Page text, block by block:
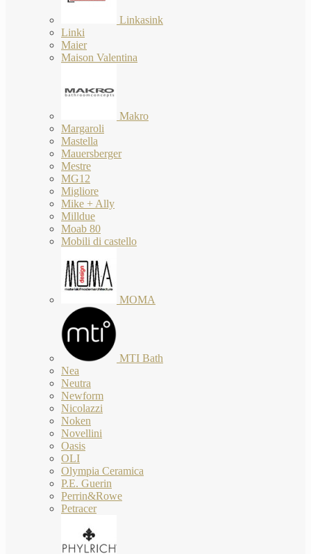
Linkasink
Linki
Maier
Maison Valentina
Makro
Margaroli
Mastella
Mauersberger
Mestre
MG12
Migliore
Mike + Ally
Milldue
Moab 80
Mobili di castello
MOMA
MTI Bath
Nea
Neutra
Newform
Nicolazzi
Noken
Novellini
Oasis
OLI
Olympia Ceramica
P.E. Guerin
Perrin&Rowe
Petracer